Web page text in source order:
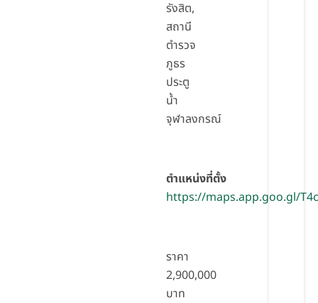
รังสิต,
สถานี
ตำรวจ
ภูธร
ประตู
น้ำ
จุฬาลงกรณ์
ตำแหน่งที่ตั้ง
https://maps.app.goo.gl/
ราคา
2,900,000
บาท